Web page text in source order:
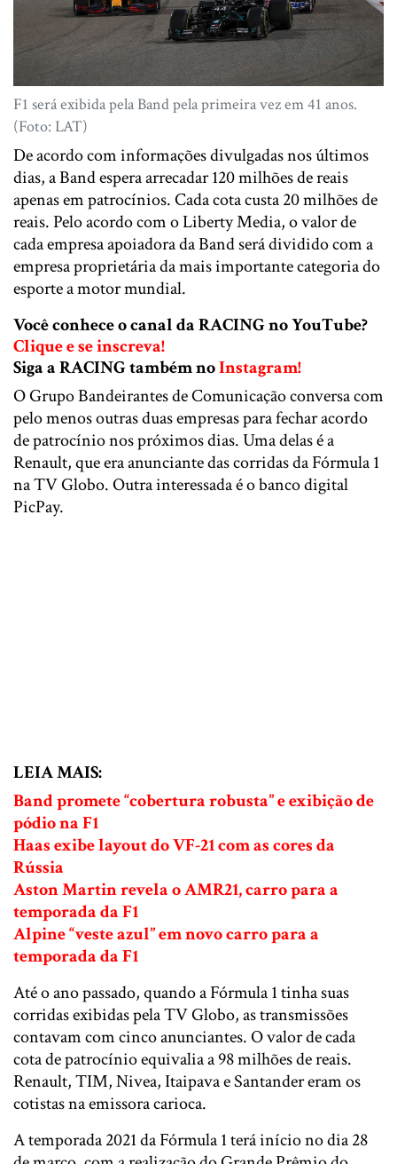
F1 será exibida pela Band pela primeira vez em 41 anos.
(Foto: LAT)
De acordo com informações divulgadas nos últimos
dias, a Band espera arrecadar 120 milhões de reais
apenas em patrocínios. Cada cota custa 20 milhões de
reais. Pelo acordo com o Liberty Media, o valor de
cada empresa apoiadora da Band será dividido com a
empresa proprietária da mais importante categoria do
esporte a motor mundial.
Você conhece o canal da RACING no YouTube?
Clique e se inscreva!
Siga a RACING também noInstagram!
O Grupo Bandeirantes de Comunicação conversa com
pelo menos outras duas empresas para fechar acordo
de patrocínio nos próximos dias. Uma delas é a
Renault, que era anunciante das corridas da Fórmula 1
na TV Globo. Outra interessada é o banco digital
PicPay.
LEIA MAIS:
Band promete “cobertura robusta” e exibição de
pódio na F1
Haas exibe layout do VF-21 com as cores da
Rússia
Aston Martin revela o AMR21, carro para a
temporada da F1
Alpine “veste azul” em novo carro para a
temporada da F1
Até o ano passado, quando a Fórmula 1 tinha suas
corridas exibidas pela TV Globo, as transmissões
contavam com cinco anunciantes. O valor de cada
cota de patrocínio equivalia a 98 milhões de reais.
Renault, TIM, Nivea, Itaipava e Santander eram os
cotistas na emissora carioca.
A temporada 2021 da Fórmula 1 terá início no dia 28